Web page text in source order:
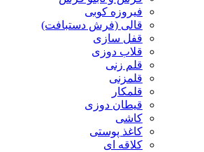
فیروزه کوبی
قالی (فرش دستبافت)
قفل سازی
قلاب دوزی
قلم زنی
قلمزنی
قلمکار
قیطان دوزی
کاشی
کاغذ پوستی
کلاقه ای